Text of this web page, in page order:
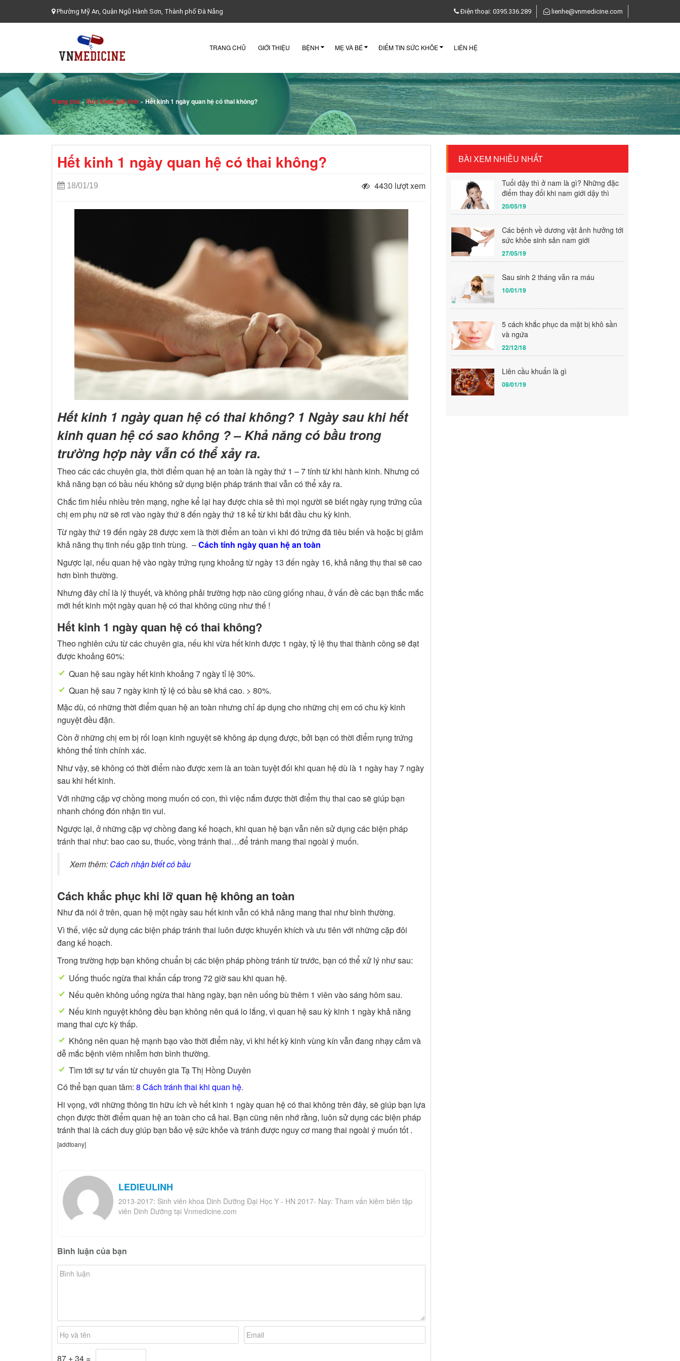
Phường Mỹ An, Quận Ngũ Hành Sơn, Thành phố Đà Nẵng Điện thoại: 0395.336.289 lienhe@vnmedicine.com
TRANG CHỦ GIỚI THIỆU BỆNH MẸ VÀ BÉ ĐIỂM TIN SỨC KHỎE LIÊN HỆ
Trang chủ»Sức khỏe giới tinh »Hết kinh 1 ngày quan hệ có thai không?
Hết kinh 1 ngày quan hệ có thai không?
18/01/19 4430 lượt xem
Hết kinh 1 ngày quan hệ có thai không? 1 Ngày sau khi hết
kinh quan hệ có sao không ? – Khả năng có bầu trong
trường hợp này vẫn có thể xảy ra.
Theo các các chuyên gia, thời điểm quan hệ an toàn là ngày thứ 1 – 7 tính từ khi hành kinh. Nhưng có
khả năng bạn có bầu nếu không sử dụng biện pháp tránh thai vẫn có thể xảy ra.
Chắc tìm hiểu nhiều trên mạng, nghe kể lại hay được chia sẻ thì mọi người sẽ biết ngày rụng trứng của
chị em phụ nữ sẽ rơi vào ngày thứ 8 đến ngày thứ 18 kể từ khi bắt đầu chu kỳ kinh.
Từ ngày thứ 19 đến ngày 28 được xem là thời điểm an toàn vì khi đó trứng đã tiêu biến và hoặc bị giảm
khả năng thụ tinh nếu gặp tinh trùng. –Cách tính ngày quan hệ an toàn
Ngược lại, nếu quan hệ vào ngày trứng rụng khoảng từ ngày 13 đến ngày 16, khả năng thụ thai sẽ cao
hơn bình thường.
Nhưng đây chỉ là lý thuyết, và không phải trường hợp nào cũng giống nhau, ở vấn đề các bạn thắc mắc
mới hết kinh một ngày quan hệ có thai không cũng như thế !
Hết kinh 1 ngày quan hệ có thai không?
Theo nghiên cứu từ các chuyên gia, nếu khi vừa hết kinh được 1 ngày, tỷ lệ thụ thai thành công sẽ đạt
được khoảng 60%:
Quan hệ sau ngày hết kinh khoảng 7 ngày tỉ lệ 30%.
Quan hệ sau 7 ngày kinh tỷ lệ có bầu sẽ khá cao. > 80%.
Mặc dù, có những thời điểm quan hệ an toàn nhưng chỉ áp dụng cho những chị em có chu kỳ kinh
nguyệt đều đặn.
Còn ở những chị em bị rối loạn kinh nguyệt sẽ không áp dụng được, bởi bạn có thời điểm rụng trứng
không thể tính chính xác.
Như vậy, sẽ không có thời điểm nào được xem là an toàn tuyệt đối khi quan hệ dù là 1 ngày hay 7 ngày
sau khi hết kinh.
Với những cặp vợ chồng mong muốn có con, thì việc nắm được thời điểm thụ thai cao sẽ giúp bạn
nhanh chóng đón nhận tin vui.
Ngược lại, ở những cặp vợ chồng đang kế hoạch, khi quan hệ bạn vẫn nên sử dụng các biện pháp
tránh thai như: bao cao su, thuốc, vòng tránh thai…để tránh mang thai ngoài ý muốn.
Xem thêm: Cách nhận biết có bầu
Cách khắc phục khi lỡ quan hệ không an toàn
Như đã nói ở trên, quan hệ một ngày sau hết kinh vẫn có khả năng mang thai như bình thường.
Vì thế, việc sử dụng các biện pháp tránh thai luôn được khuyến khích và ưu tiên với những cặp đôi
đang kế hoạch.
Trong trường hợp bạn không chuẩn bị các biện pháp phòng tránh từ trước, bạn có thể xử lý như sau:
Uống thuốc ngừa thai khẩn cấp trong 72 giờ sau khi quan hệ.
Nếu quên không uống ngừa thai hàng ngày, bạn nên uống bù thêm 1 viên vào sáng hôm sau.
Nếu kinh nguyệt không đều bạn không nên quá lo lắng, vì quan hệ sau kỳ kinh 1 ngày khả năng
mang thai cực kỳ thấp.
Không nên quan hệ mạnh bạo vào thời điểm này, vì khi hết kỳ kinh vùng kín vẫn đang nhạy cảm và
dễ mắc bệnh viêm nhiễm hơn bình thường.
Tìm tới sự tư vấn từ chuyên gia Tạ Thị Hồng Duyên
Có thể bạn quan tâm: 8 Cách tránh thai khi quan hệ.
Hi vọng, với những thông tin hữu ích về hết kinh 1 ngày quan hệ có thai không trên đây, sẽ giúp bạn lựa
chọn được thời điểm quan hệ an toàn cho cả hai. Bạn cũng nên nhớ rằng, luôn sử dụng các biện pháp
tránh thai là cách duy giúp bạn bảo vệ sức khỏe và tránh được nguy cơ mang thai ngoài ý muốn tốt .
[addtoany]
LEDIEULINH
2013-2017: Sinh viên khoa Dinh Dưỡng Đại Học Y - HN 2017- Nay: Tham vấn kiêm biên tập
viên Dinh Dưỡng tại Vnmedicine.com
Bình luận của bạn
87 + 34 =
BÀI XEM NHIỀU NHẤT
Tuổi dậy thì ở nam là gì? Những đặc
điểm thay đổi khi nam giới dậy thì
20/05/19
Các bệnh về dương vật ảnh hưởng tới
sức khỏe sinh sản nam giới
27/05/19
Sau sinh 2 tháng vẫn ra máu
10/01/19
5 cách khắc phục da mặt bị khô sần
và ngứa
22/12/18
Liên cầu khuẩn là gì
08/01/19